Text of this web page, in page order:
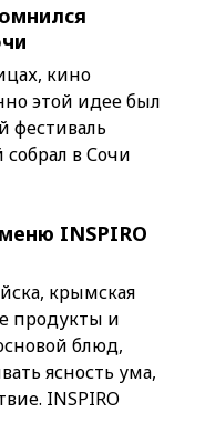
кино
этой идее был
в Сочи
INSPIRO
крымская
продукты и
блюд,
ясность ума,
INSPIRO